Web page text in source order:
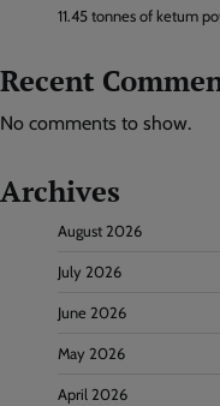
11.45 tonnes of ketum
Recent
No comments to show.
Archives
August 2026
July 2026
June 2026
May 2026
April 2026